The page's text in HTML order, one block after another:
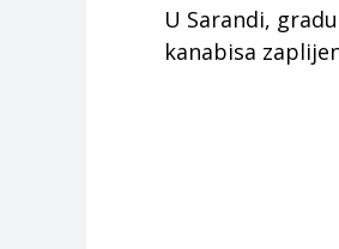
U Sarandi,
kanabisa